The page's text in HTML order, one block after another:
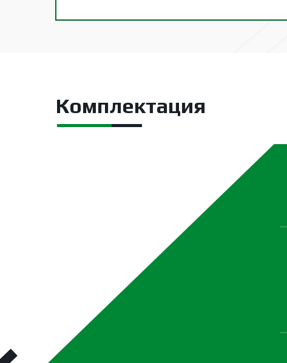
Комплектация